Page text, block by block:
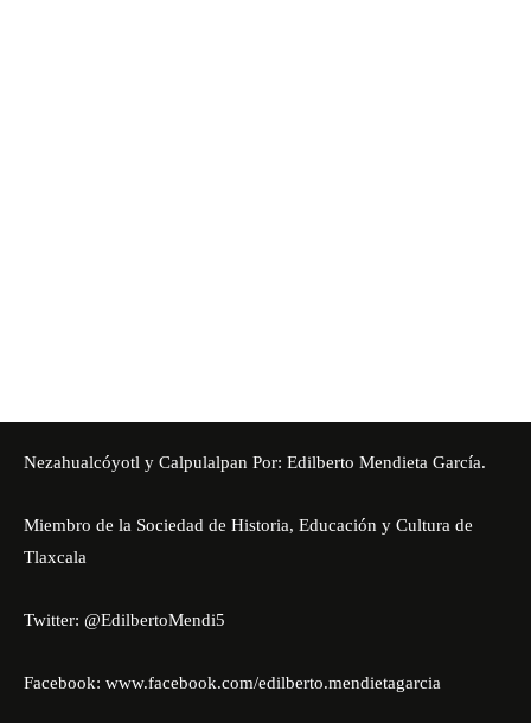
Nezahualcóyotl y Calpulalpan Por: Edilberto Mendieta García.
Miembro de la Sociedad de Historia, Educación y Cultura de
Tlaxcala
Twitter: @EdilbertoMendi5
Facebook: www.facebook.com/edilberto.mendietagarcia